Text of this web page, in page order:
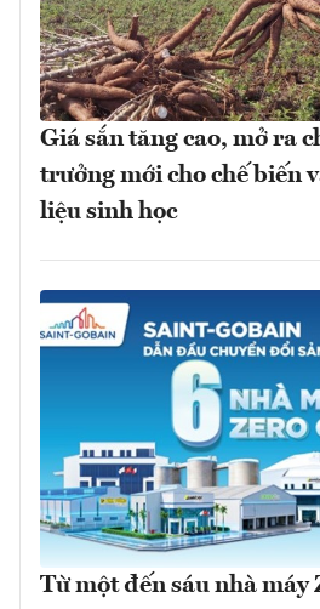
Giá sắn tăng cao, mở ra
trưởng mới cho chế biến
liệu sinh học
Từ một đến sáu nhà máy